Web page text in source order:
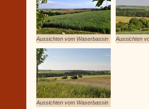
Aussichten vom Waserbassin Aussichten
Aussichten vom Waserbassin